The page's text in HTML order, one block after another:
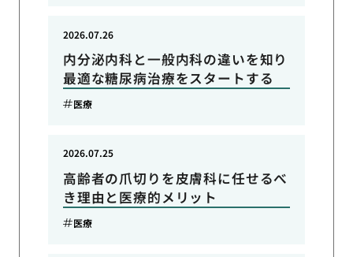
内分泌内科と一般内科の違いを知り
最適な糖尿病治療をスタートする
2026.07.26
医療
高齢者の爪切りを皮膚科に任せるべ
き理由と医療的メリット
2026.07.25
医療